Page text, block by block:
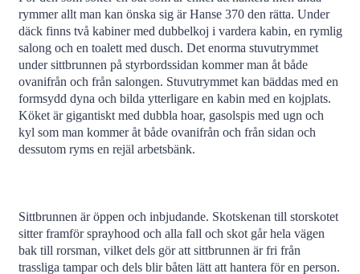
rymmer allt man kan önska sig är Hanse 370 den rätta. Under
däck finns två kabiner med dubbelkoj i vardera kabin, en rymlig
salong och en toalett med dusch. Det enorma stuvutrymmet
under sittbrunnen på styrbordssidan kommer man åt både
ovanifrån och från salongen. Stuvutrymmet kan bäddas med en
formsydd dyna och bilda ytterligare en kabin med en kojplats.
Köket är gigantiskt med dubbla hoar, gasolspis med ugn och
kyl som man kommer åt både ovanifrån och från sidan och
dessutom ryms en rejäl arbetsbänk.
Sittbrunnen är öppen och inbjudande. Skotskenan till storskotet
sitter framför sprayhood och alla fall och skot går hela vägen
bak till rorsman, vilket dels gör att sittbrunnen är fri från
trassliga tampar och dels blir båten lätt att hantera för en person.